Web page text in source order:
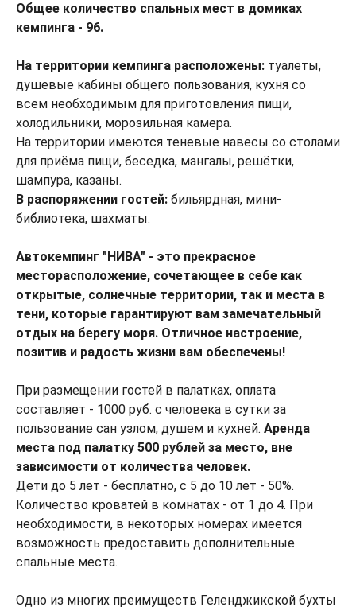
Общее количество спальных мест в домиках
кемпинга - 96.
На территории кемпинга расположены: туалеты,
душевые кабины общего пользования, кухня со
всем необходимым для приготовления пищи,
холодильники, морозильная камера.
На территории имеются теневые навесы со столами
для приёма пищи, беседка, мангалы, решётки,
шампура, казаны.
В распоряжении гостей: бильярдная, мини-
библиотека, шахматы.
Автокемпинг "НИВА" - это прекрасное
месторасположение, сочетающее в себе как
открытые, солнечные территории, так и места в
тени, которые гарантируют вам замечательный
отдых на берегу моря. Отличное настроение,
позитив и радость жизни вам обеспечены!
При размещении гостей в палатках, оплата
составляет - 1000 руб. с человека в сутки за
пользование сан узлом, душем и кухней. Аренда
места под палатку 500 рублей за место, вне
зависимости от количества человек.
Дети до 5 лет - бесплатно, с 5 до 10 лет - 50%.
Количество кроватей в комнатах - от 1 до 4. При
необходимости, в некоторых номерах имеется
возможность предоставить дополнительные
спальные места.
Одно из многих преимуществ Геленджикской бухты